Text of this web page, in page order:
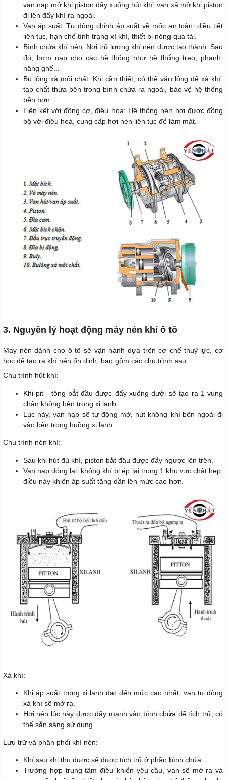
van nạp mở khi piston đẩy xuống hút khí, van xả mở khi piston
đi lên đẩy khí ra ngoài.
Van áp suất: Tự động chỉnh áp suất về mốc an toàn, điều tiết
liên tục, hạn chế tình trạng xì khí, thiết bị nóng quá tải.
Bình chứa khí nén: Nơi trữ lượng khí nén được tạo thành. Sau
đó, bơm nạp cho các hệ thống như hệ thống treo, phanh,
nâng ghế...
Bu lông xả môi chất: Khi cần thiết, có thể vặn lỏng để xả khí,
tạp chất thừa bên trong bình chứa ra ngoài, bảo vệ hệ thống
bền hơn.
Liên kết với động cơ, điều hòa: Hệ thống nén hơi được đồng
bộ với điều hoà, cung cấp hơi nén liên tục để làm mát.
3. Nguyên lý hoạt động máy nén khí ô tô
Máy nén dành cho ô tô sẽ vận hành dựa trên cơ chế thuỷ lực, cơ
học để tạo ra khí nén ổn định, bao gồm các chu trình sau:
Chu trình hút khí:
Khi pit - tông bắt đầu được đẩy xuống dưới sẽ tạo ra 1 vùng
chân không bên trong xi lanh.
Lúc này, van nạp sẽ tự động mở, hút không khí bên ngoài đi
vào bên trong buồng xi lanh.
Chu trình nén khí:
Sau khi hút đủ khí, piston bắt đầu được đẩy ngược lên trên.
Van nạp đóng lại, không khí bị ép lại trong 1 khu vực chật hẹp,
điều này khiến áp suất tăng dần lên mức cao hơn.
Xả khí:
Khi áp suất trong xi lanh đạt đến mức cao nhất, van tự động
xả khí sẽ mở ra.
Hơi nén lúc này được đẩy mạnh vào bình chứa để tích trữ, có
thể sẵn sàng sử dụng.
Lưu trữ và phân phối khí nén:
Khí sau khi thu được sẽ được tích trữ ở phần bình chứa.
Trường hợp trung tâm điều khiển yêu cầu, van sẽ mở ra và